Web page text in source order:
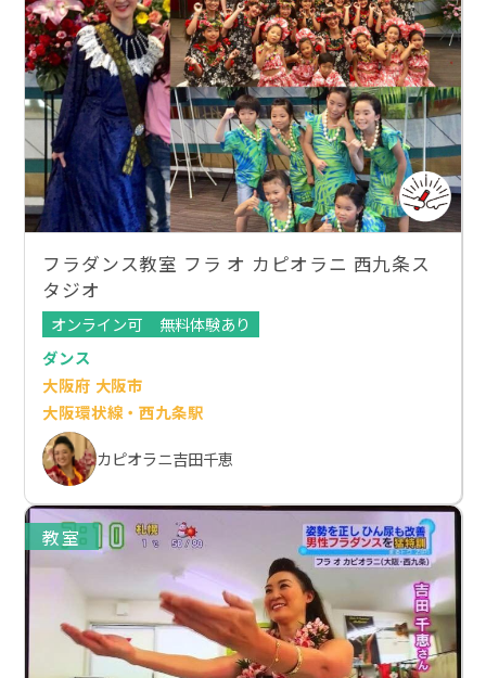
フラダンス教室 フラ オ カピオラニ 西九条ス
タジオ
オンライン可
無料体験あり
ダンス
大阪府 大阪市
大阪環状線・西九条駅
カピオラニ吉田千恵
教室